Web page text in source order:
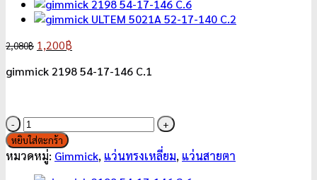
2,080฿ Original
was:
1,200฿
is:
gimmick 2198 54-17-146 C.1
จำนวน
gimmick
2198
หยิบใส่ตะกร้า
หมวดหมู่: Gimmick, แว่นทรงเหลี่ยม, แว่นสายตา